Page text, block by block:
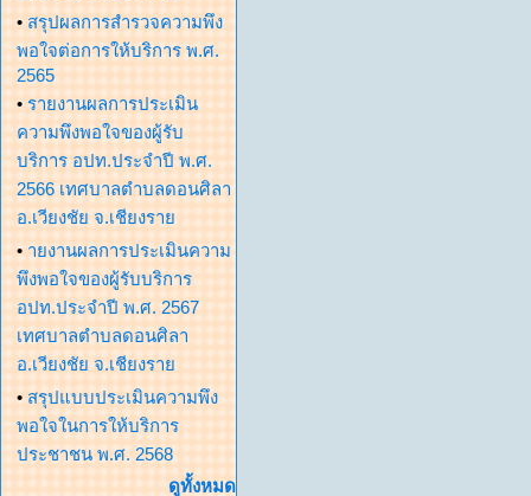
• สรุปผลการสำรวจความพึง
พอใจต่อการให้บริการ พ.ศ.
2565
• รายงานผลการประเมิน
ความพึงพอใจของผู้รับ
บริการ อปท.ประจำปี พ.ศ.
2566 เทศบาลตำบลดอนศิลา
อ.เวียงชัย จ.เชียงราย
• ายงานผลการประเมินความ
พึงพอใจของผู้รับบริการ
อปท.ประจำปี พ.ศ. 2567
เทศบาลตำบลดอนศิลา
อ.เวียงชัย จ.เชียงราย
• สรุปแบบประเมินความพึง
พอใจในการให้บริการ
ประชาชน พ.ศ. 2568
ดูทั้งหมด